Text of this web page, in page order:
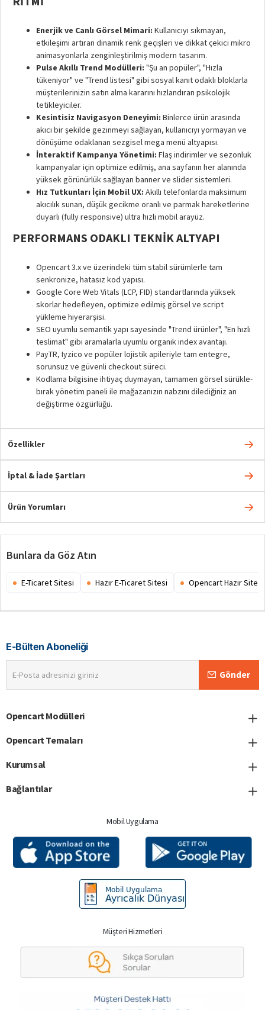
Enerjik ve Canlı Görsel Mimari: Kullanıcıyı sıkmayan,
etkileşimi artıran dinamik renk geçişleri ve dikkat çekici mikro
animasyonlarla zenginleştirilmiş modern tasarım.
Pulse Akıllı Trend Modülleri: "Şu an popüler", "Hızla
tükeniyor" ve "Trend listesi" gibi sosyal kanıt odaklı bloklarla
müşterilerinizin satın alma kararını hızlandıran psikolojik
tetikleyiciler.
Kesintisiz Navigasyon Deneyimi: Binlerce ürün arasında
akıcı bir şekilde gezinmeyi sağlayan, kullanıcıyı yormayan ve
dönüşüme odaklanan sezgisel mega menü altyapısı.
İnteraktif Kampanya Yönetimi: Flaş indirimler ve sezonluk
kampanyalar için optimize edilmiş, ana sayfanın her alanında
yüksek görünürlük sağlayan banner ve slider sistemleri.
Hız Tutkunları İçin Mobil UX: Akıllı telefonlarda maksimum
akıcılık sunan, düşük gecikme oranlı ve parmak hareketlerine
duyarlı (fully responsive) ultra hızlı mobil arayüz.
PERFORMANS ODAKLI TEKNIK ALTYAPI
Opencart 3.x ve üzerindeki tüm stabil sürümlerle tam
senkronize, hatasız kod yapısı.
Google Core Web Vitals (LCP, FID) standartlarında yüksek
skorlar hedefleyen, optimize edilmiş görsel ve script
yükleme hiyerarşisi.
SEO uyumlu semantik yapı sayesinde "Trend ürünler", "En hızlı
teslimat" gibi aramalarla uyumlu organik index avantajı.
PayTR, Iyzico ve popüler lojistik apileriyle tam entegre,
sorunsuz ve güvenli checkout süreci.
Kodlama bilgisine ihtiyaç duymayan, tamamen görsel sürükle-
bırak yönetim paneli ile mağazanızın nabzını dilediğiniz an
değiştirme özgürlüğü.
Özellikler
İptal & İade Şartları
Ürün Yorumları
Bunlara da Göz Atın
E-Ticaret Sitesi Hazır E-Ticaret Sitesi Opencart Hazır Site
E-Bülten Aboneliği
Posta
adresinizi
Gönder
Opencart Modülleri
Opencart Temaları
Kurumsal
Bağlantılar
Mobil Uygulama
Müşteri Hizmetleri